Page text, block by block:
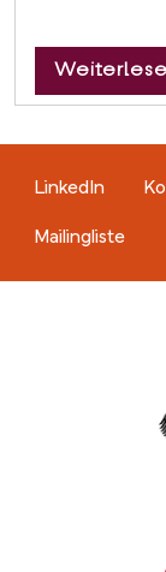
Fußzeile
LinkedIn
Mailingliste